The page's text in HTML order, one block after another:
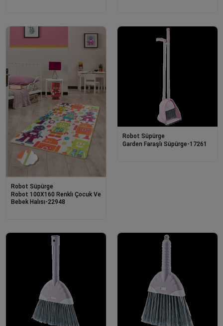
Robot Süpürge
Robot 100X160 Renklı Çocuk Ve
Bebek Halısı-22948
Robot Süpürge
Garden Faraşlı Süpürge-17261